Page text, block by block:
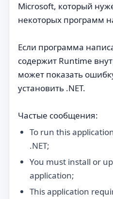
Microsoft, который
некоторых программ
Если программа
содержит Runtime
может показать
установить .NET.
Частые сообщения:
To run this
.NET;
You must install or
application;
This application